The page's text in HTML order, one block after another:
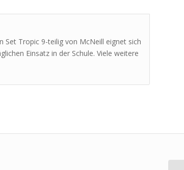
Set Tropic 9-teilig von McNeill eignet sich
Einsatz in der Schule. Viele weitere